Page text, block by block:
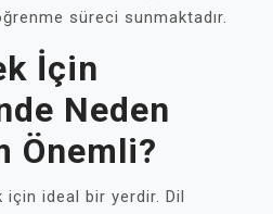
süreci sunmaktadır.
İçin
Neden
Önemli?
için ideal bir yerdir. Dil